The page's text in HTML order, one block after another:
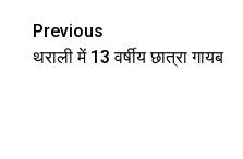
Post
Previous
थराली में 13 वर्षीय छात्रा गायब